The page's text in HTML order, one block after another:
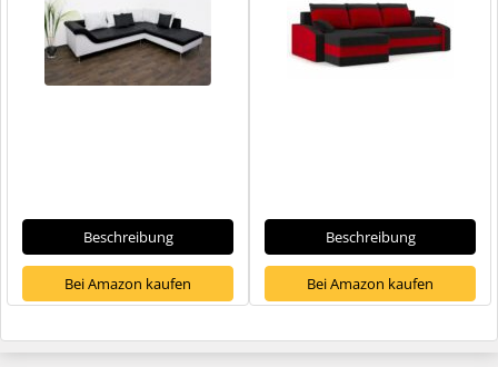
Beschreibung
Bei Amazon kaufen
Beschreibung
Bei Amazon kaufen